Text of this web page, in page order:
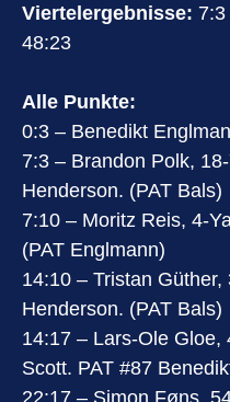
Viertelergebnisse:
48:23
Alle Punkte:
0:3 – Benedikt
7:3 – Brandon Polk,
Henderson. (PAT Bals)
7:10 – Moritz Reis, 4-
(PAT Englmann)
14:10 – Tristan
Henderson. (PAT Bals)
14:17 – Lars-Ole Gloe,
Scott. PAT #87